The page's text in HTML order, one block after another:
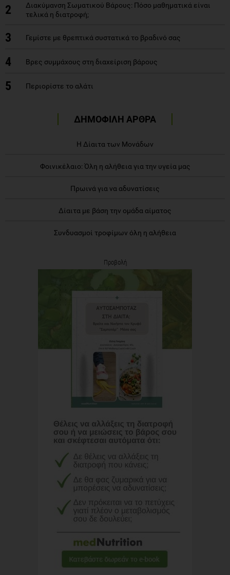
2
Διακύμανση Σωματικού Βάρους: Πόσο μαθηματικά είναι
τελικά η διατροφή;
3 Γεμίστε με θρεπτικά συστατικά το βραδινό σας
4 Βρες συμμάχους στη διαχείριση βάρους
5 Περιορίστε το αλάτι
ΔΗΜΟΦΙΛΗ ΑΡΘΡΑ
Η Δίαιτα των Μονάδων
Φοινικέλαιο: Όλη η αλήθεια για την υγεία μας
Πρωινά για να αδυνατίσεις
Δίαιτα με βάση την ομάδα αίματος
Συνδυασμοί τροφίμων όλη η αλήθεια
Προβολή